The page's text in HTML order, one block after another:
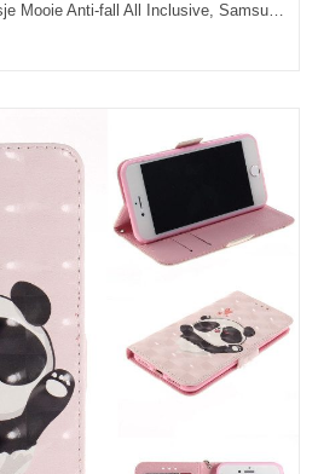
Samsung Galaxy A51 Hoesje Mooie Anti-fall All Inclusive, Samsung Galaxy A51 Hoesje Mobiele Telefoon Nieuw